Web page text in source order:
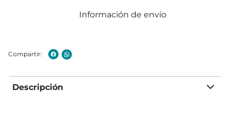
Información de envío
Descripción